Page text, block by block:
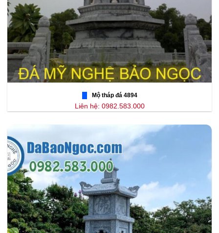
Mộ tháp đá 4894
Liên hệ: 0982.583.000